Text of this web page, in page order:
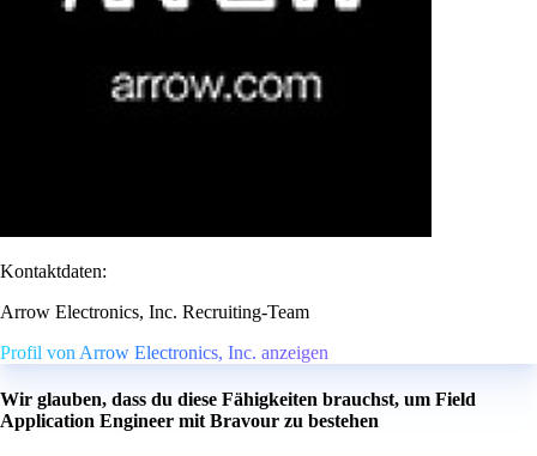
Kontaktdaten:
Arrow Electronics, Inc. Recruiting-Team
Profil von Arrow Electronics, Inc. anzeigen
Wir glauben, dass du diese Fähigkeiten brauchst, um Field
Application Engineer mit Bravour zu bestehen